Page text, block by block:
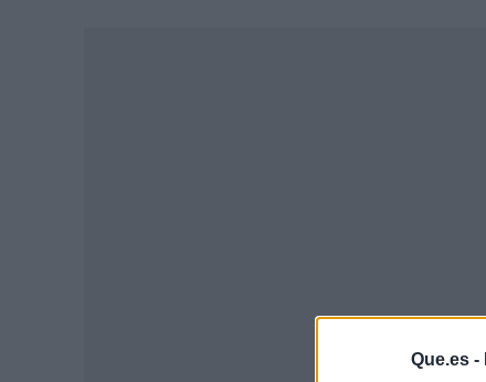
Que.es -